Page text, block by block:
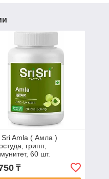
Sri Amla ( Амла )
грипп,
60 шт.
₸